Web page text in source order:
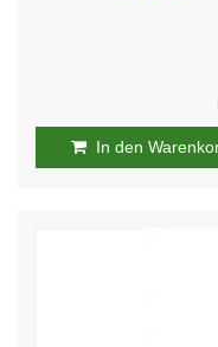
In den